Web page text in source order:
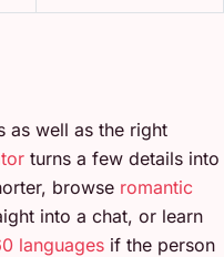
as well as the right
turns a few details into
browse romantic
into a chat, or learn
languages if the person